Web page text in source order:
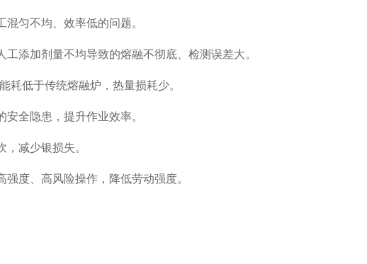
匀不均、效率低的问题。
添加剂量不均导致的熔融不彻底、检测误差大。
耗低于传统熔融炉，热量损耗少。
全隐患，提升作业效率。
，减少银损失。
度、高风险操作，降低劳动强度。